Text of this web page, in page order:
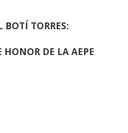
BOTÍ TORRES:
HONOR DE LA AEPE